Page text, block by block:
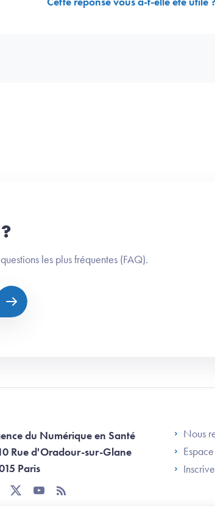
les plus fréquentes (FAQ).
du Numérique en Santé
Rue d'Oradour-sur-Glane
Paris
twitteryoutube
rss
Nous